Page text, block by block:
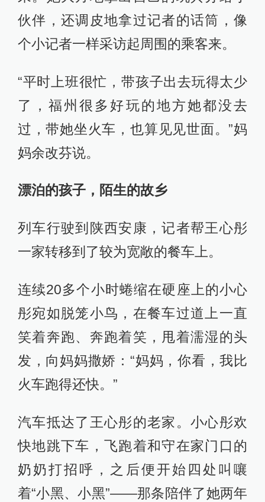
伙伴，还调皮地拿过记者的话筒，像
个小记者一样采访起周围的乘客来。
“平时上班很忙，带孩子出去玩得太少
了，福州很多好玩的地方她都没去
过，带她坐火车，也算见见世面。”妈
妈余改芬说。
漂泊的孩子，陌生的故乡
列车行驶到陕西安康，记者帮王心彤
一家转移到了较为宽敞的餐车上。
连续20多个小时蜷缩在硬座上的小心
彤宛如脱笼小鸟，在餐车过道上一直
笑着奔跑、奔跑着笑，甩着濡湿的头
发，向妈妈撒娇：“妈妈，你看，我比
火车跑得还快。”
汽车抵达了王心彤的老家。小心彤欢
快地跳下车，飞跑着和守在家门口的
奶奶打招呼，之后便开始四处叫嚷
着“小黑、小黑”——那条陪伴了她两年